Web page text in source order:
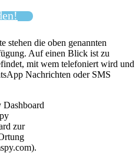
stehen die oben genannten
Auf einen Blick ist zu
mit wem telefoniert wird und
Nachrichten oder SMS
zur